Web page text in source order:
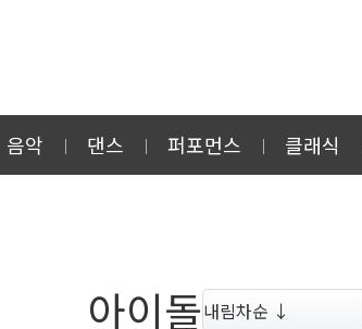
음악 댄스 퍼포먼스 클래식
아이돌내림차순 ↓